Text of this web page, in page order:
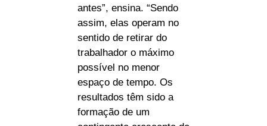
antes”, ensina. “Sendo
assim, elas operam no
sentido de retirar do
trabalhador o máximo
possível no menor
espaço de tempo. Os
resultados têm sido a
formação de um